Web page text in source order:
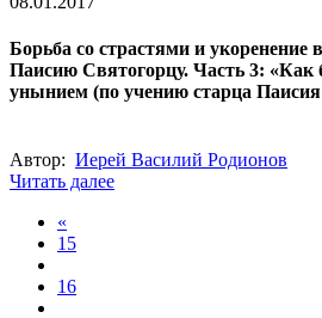
Борьба со страстями и укоренение
Паисию Святогорцу. Часть 3: «Как
унынием (по учению старца
Автор: Иерей Василий Родионов
Читать далее
«
15
16